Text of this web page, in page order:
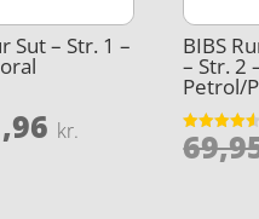
Sut – Str. 1 –
kr.
aktuelle
BIBS
– Str. 2
Petrol/
Vurderet
4.5